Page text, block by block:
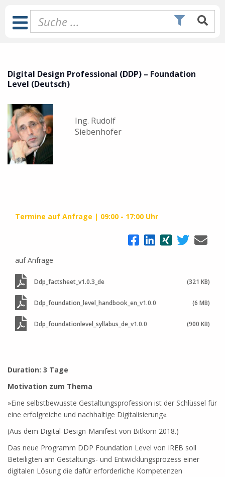
Inhalt
springen
Toggle
Navigation
Digital Design Professional (DDP) – Foundation
Level (Deutsch)
Ing. Rudolf
Siebenhofer
Termine auf Anfrage 09:00 - 17:00 Uhr
auf Anfrage
Ddp_factsheet_v1.0.3_de (321 KB)
Ddp_foundation_level_handbook_en_v1.0.0 (6 MB)
Ddp_foundationlevel_syllabus_de_v1.0.0 (900 KB)
Duration: 3 Tage
Motivation zum Thema
»Eine selbstbewusste Gestaltungsprofession ist der Schlüssel für
eine erfolgreiche und nachhaltige Digitalisierung«.
(Aus dem Digital-Design-Manifest von Bitkom 2018.)
Das neue Programm DDP Foundation Level von IREB soll
Beteiligten am Gestaltungs- und Entwicklungsprozess einer
digitalen Lösung die dafür erforderliche Kompetenzen